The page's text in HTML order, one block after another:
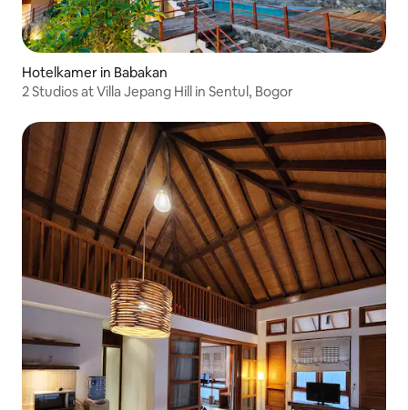
Hotelkamer in Babakan
2 Studios at Villa Jepang Hill in Sentul, Bogor